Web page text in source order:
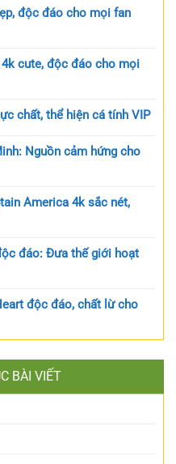
độc đáo cho mọi fan
cute, độc đáo cho mọi
chất, thể hiện cá tính VIP
Nguồn cảm hứng cho
America 4k sắc nét,
đáo: Đưa thế giới hoạt
độc đáo, chất lừ cho
BÀI VIẾT